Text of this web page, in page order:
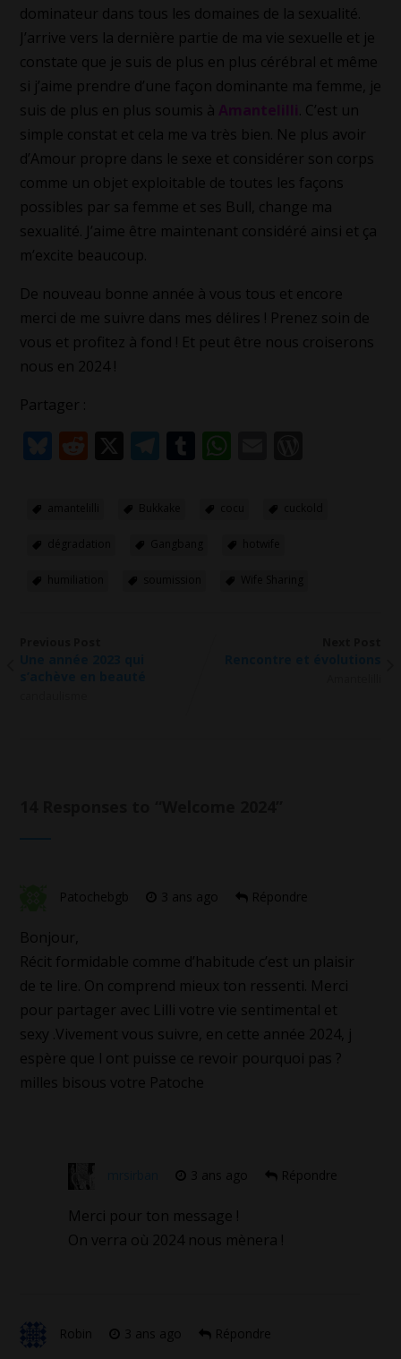
dominateur dans tous les domaines de la sexualité.
J’arrive vers la dernière partie de ma vie sexuelle et je
constate que je suis de plus en plus cérébral et même
si j’aime prendre d’une façon dominante ma femme, je
suis de plus en plus soumis à Amantelilli . C’est un
simple constat et cela me va très bien. Ne plus avoir
d’Amour propre dans le sexe et considérer son corps
comme un objet exploitable de toutes les façons
possibles par sa femme et ses Bull, change ma
sexualité. J’aime être maintenant considéré ainsi et ça
m’excite beaucoup.
De nouveau bonne année à vous tous et encore
merci de me suivre dans mes délires ! Prenez soin de
vous et profitez à fond ! Et peut être nous croiserons
nous en 2024 !
Partager :
Bluesky
RedditTelegram
Tumblr
WhatsApp
Patochebgb 3 ans ago Répondre
Bonjour,
Récit formidable comme d’habitude c’est un plaisir
de te lire. On comprend mieux ton ressenti. Merci
pour partager avec Lilli votre vie sentimental et
sexy .Vivement vous suivre, en cette année 2024, j
espère que l ont puisse ce revoir pourquoi pas ?
milles bisous votre Patoche
3 ans ago Répondre
Merci pour ton message !
On verra où 2024 nous mènera !
Robin 3 ans ago Répondre